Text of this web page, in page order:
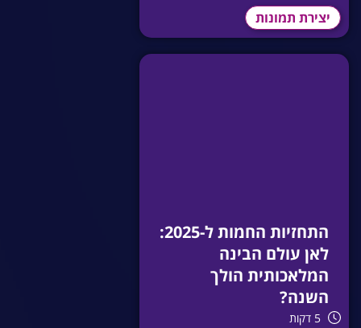
יצירת תמונות
התחזיות החמות ל-2025:
לאן עולם הבינה
המלאכותית הולך
השנה?
5 דקות